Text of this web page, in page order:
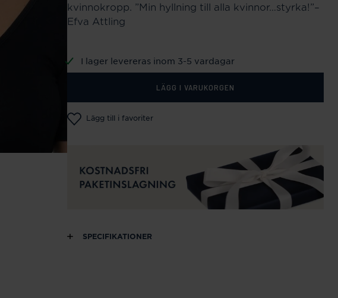
kvinnokropp. ”Min hyllning till alla kvinnor…styrka!”–
Efva Attling
I lager levereras inom 3-5 vardagar
LÄGG I VARUKORGEN
Lägg till i favoriter
SPECIFIKATIONER